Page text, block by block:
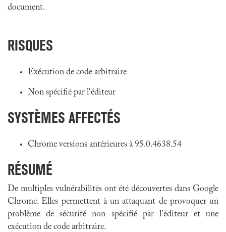
document.
RISQUES
Exécution de code arbitraire
Non spécifié par l'éditeur
SYSTÈMES AFFECTÉS
Chrome versions antérieures à 95.0.4638.54
RÉSUMÉ
De multiples vulnérabilités ont été découvertes dans Google
Chrome. Elles permettent à un attaquant de provoquer un
problème de sécurité non spécifié par l'éditeur et une
exécution de code arbitraire.